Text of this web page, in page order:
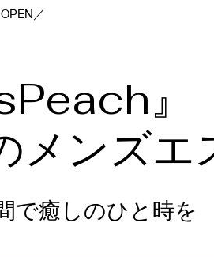
／​
』
メンズエ
で癒しのひと時を